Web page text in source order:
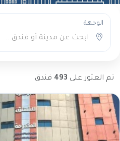
الوجهة
ابحث عن مدينة أو فندق...
تم العثور على 493 فندق